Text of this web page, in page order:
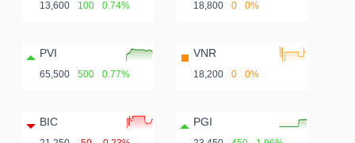
13,600 100 0.74% 18,800 0 0%
PVI
65,500 500 0.77%
VNR
18,200 0 0%
BIC PGI